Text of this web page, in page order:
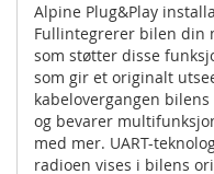
Alpine Plug&Play
Fullintegrerer bilen din
som støtter disse
som gir et originalt
kabelovergangen
og bevarer
med mer. UART-
radioen vises i bilens